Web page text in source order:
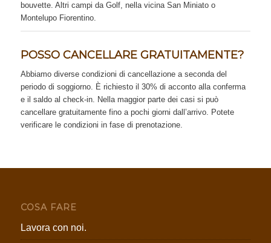
bouvette. Altri campi da Golf, nella vicina San Miniato o
Montelupo Fiorentino.
POSSO CANCELLARE GRATUITAMENTE?
Abbiamo diverse condizioni di cancellazione a seconda del
periodo di soggiorno. È richiesto il 30% di acconto alla conferma
e il saldo al check-in. Nella maggior parte dei casi si può
cancellare gratuitamente fino a pochi giorni dall’arrivo. Potete
verificare le condizioni in fase di prenotazione.
COSA FARE
Lavora con noi.